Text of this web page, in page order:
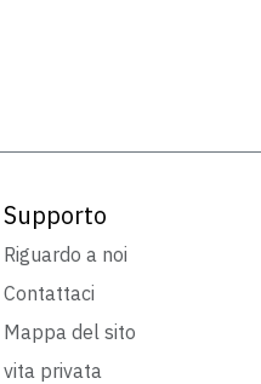
Supporto
Riguardo a noi
Contattaci
Mappa del sito
vita privata